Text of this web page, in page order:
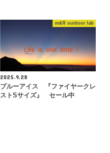
m&R outdoor lab
2025.9.28
ブルーアイス 『ファイヤークレ
ストSサイズ』 セール中